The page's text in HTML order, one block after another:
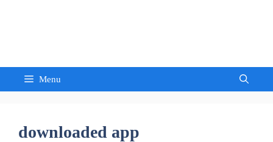
Menu
downloaded app